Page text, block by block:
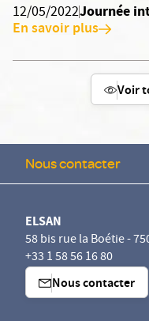
12/05/2022Journée
En savoir plus
Voir
Nous contacter
ELSAN
58 bis rue la Boétie -
+33 1 58 56 16 80
Nous contacter